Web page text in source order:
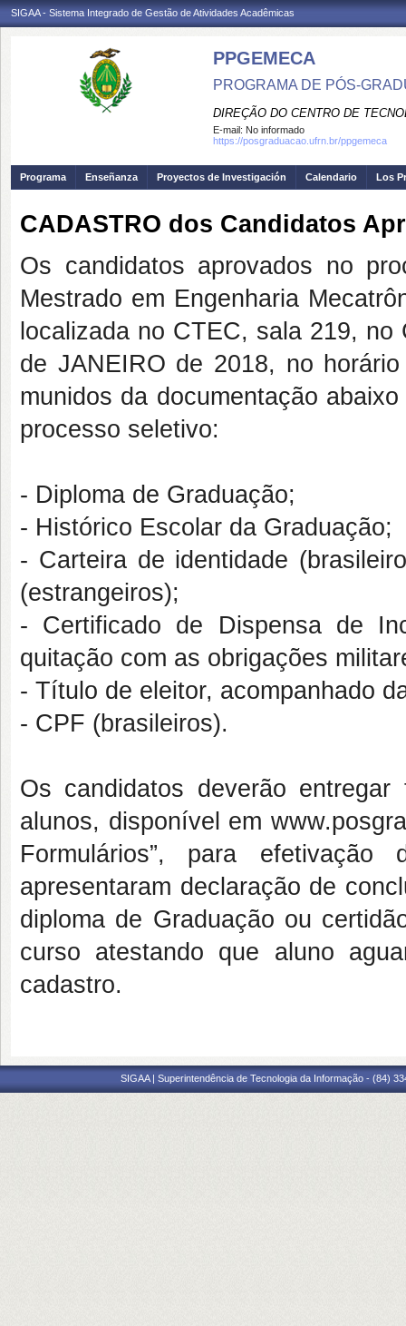
SIGAA - Sistema Integrado de Gestão de Atividades Acadêmicas
PPGEMECA
PROGRAMA DE PÓS-
DIREÇÃO DO CENTRO DE
E-mail: No informado
https://posgraduacao.ufrn.br/ppgemeca
Programa Enseñanza Proyectos de Investigación Calendario Los
CADASTRO dos Candidatos
Os candidatos aprovados no
Mestrado em Engenharia
localizada no CTEC, sala 219,
de JANEIRO de 2018, no
munidos da documentação
processo seletivo:
- Diploma de Graduação;
- Histórico Escolar da Graduação;
- Carteira de identidade
(estrangeiros);
- Certificado de Dispensa de
quitação com as obrigações
- Título de eleitor, acompanhado
- CPF (brasileiros).
Os candidatos deverão
alunos, disponível em
Formulários”, para
apresentaram declaração de
diploma de Graduação ou
curso atestando que aluno
cadastro.
SIGAA | Superintendência de Tecnologia da Informação - (84)